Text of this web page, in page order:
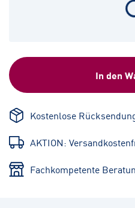
In den
Kostenlose
AKTION:
Fachkompetente